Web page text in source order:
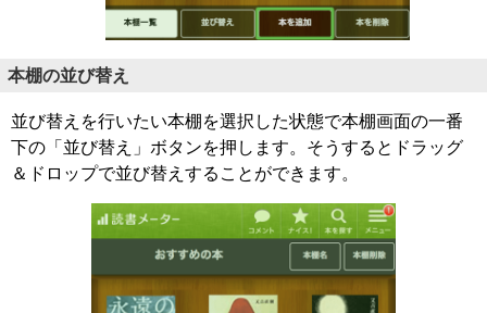
本棚の並び替え
並び替えを行いたい本棚を選択した状態で本棚画面の一番
下の「並び替え」ボタンを押します。そうするとドラッグ
＆ドロップで並び替えすることができます。